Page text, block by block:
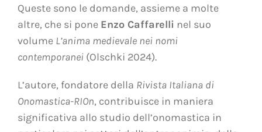
Queste sono le domande, assieme a molte
altre, che si pone Enzo Caffarelli nel suo
volumeL’anima medievale nei nomi
contemporanei(Olschki 2024).
L’autore, fondatore della Rivista Italiana di
Onomastica-RIOn, contribuisce in maniera
significativa allo studio dell’onomastica in